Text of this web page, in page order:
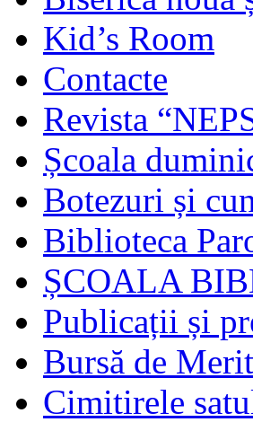
Kid’s Room
Contacte
Revista
Școala
Botezuri și
Biblioteca
ȘCOALA
Publicații și
Bursă de Merit
Cimitirele